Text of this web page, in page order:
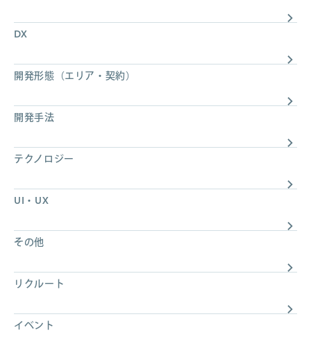
DX
開発形態（エリア・契約）
開発手法
テクノロジー
UI・UX
その他
リクルート
イベント